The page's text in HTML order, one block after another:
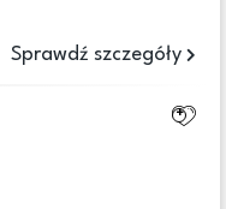
Sprawdź szczegóły